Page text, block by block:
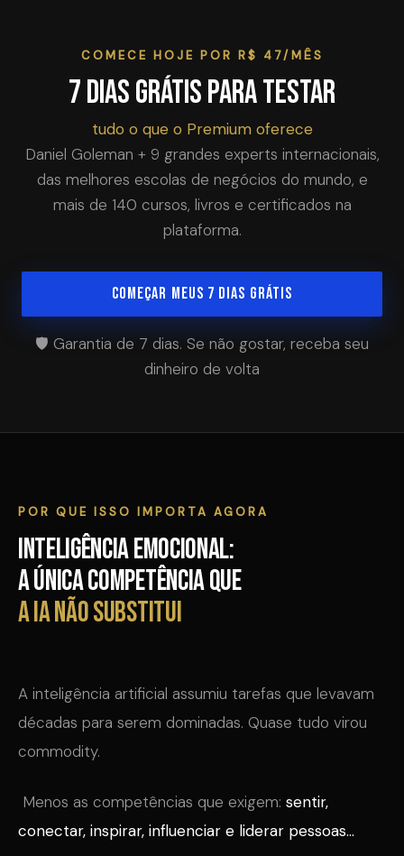
COMECE HOJE POR R$ 47/MÊS
7 dias grátis para testar
tudo o que o Premium oferece
Daniel Goleman + 9 grandes experts internacionais,
das melhores escolas de negócios do mundo, e
mais de 140 cursos, livros e certificados na
plataforma.
COMEÇAR MEUS 7 DIAS GRÁTIS
🛡️ Garantia de 7 dias. Se não gostar, receba seu
dinheiro de volta
POR QUE ISSO IMPORTA AGORA
Inteligência Emocional:
a única competência que
a IA não substitui
A inteligência artificial assumiu tarefas que levavam
décadas para serem dominadas. Quase tudo virou
commodity.
Menos as competências que exigem: sentir,
conectar, inspirar, influenciar e liderar pessoas...